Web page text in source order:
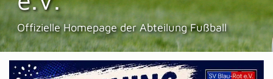
Offizielle Homepage der Abteilung Fußball